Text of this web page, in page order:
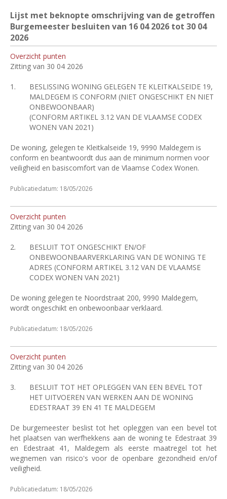
Lijst met beknopte omschrijving van de getroffen
Burgemeester besluiten van 16 04 2026 tot 30 04
2026
Overzicht punten
Zitting van 30 04 2026
1.
BESLISSING WONING GELEGEN TE KLEITKALSEIDE 19,
MALDEGEM IS CONFORM (NIET ONGESCHIKT EN NIET
ONBEWOONBAAR)
(CONFORM ARTIKEL 3.12 VAN DE VLAAMSE CODEX
WONEN VAN 2021)
De woning, gelegen te Kleitkalseide 19, 9990 Maldegem is
conform en beantwoordt dus aan de minimum normen voor
veiligheid en basiscomfort van de Vlaamse Codex Wonen.
Publicatiedatum: 18/05/2026
Overzicht punten
Zitting van 30 04 2026
2.
BESLUIT TOT ONGESCHIKT EN/OF
ONBEWOONBAARVERKLARING VAN DE WONING TE
ADRES (CONFORM ARTIKEL 3.12 VAN DE VLAAMSE
CODEX WONEN VAN 2021)
De woning gelegen te Noordstraat 200, 9990 Maldegem,
wordt ongeschikt en onbewoonbaar verklaard.
Publicatiedatum: 18/05/2026
Overzicht punten
Zitting van 30 04 2026
3.
BESLUIT TOT HET OPLEGGEN VAN EEN BEVEL TOT
HET UITVOEREN VAN WERKEN AAN DE WONING
EDESTRAAT 39 EN 41 TE MALDEGEM
De burgemeester beslist tot het opleggen van een bevel tot
het plaatsen van werfhekkens aan de woning te Edestraat 39
en Edestraat 41, Maldegem als eerste maatregel tot het
wegnemen van risico's voor de openbare gezondheid en/of
veiligheid.
Publicatiedatum: 18/05/2026